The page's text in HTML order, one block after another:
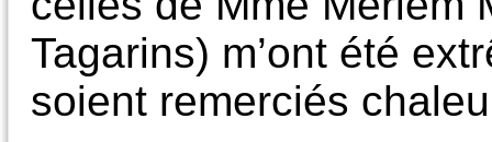
Tagarins) m’ont été
soient remerciés